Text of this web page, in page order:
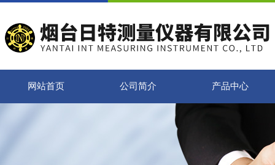
网站首页 公司简介 产品中心